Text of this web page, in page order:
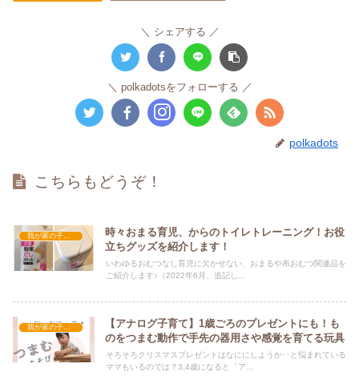
シェアする
polkadotsをフォローする
polkadots
こちらもどうぞ！
時々おまる育児、からのトイレトレーニング！お役
立ちグッズを紹介します！
いわゆるおむつなし育児に欠かせない、おまるや布おむつ関連品を
ご紹介します♪（2022年6月、追記し...
【アナログ子育て】1歳ごろのプレゼントにも！も
のをつまむ動作で手先の器用さや感覚を育てる玩具
そろそろクリスマスプレゼントはなににしようか‥と悩まれている
ママもいるのでは？3,4歳になると「ア...